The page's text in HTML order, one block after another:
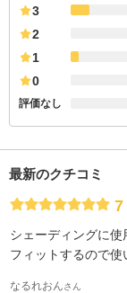
3
2
1
0
評価なし
最新のクチコミ
7
シェーディングに使
フィットするので使
なるれおんさん